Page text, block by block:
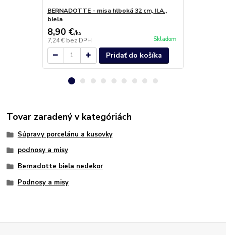
BERNADOTTE - misa hlboká 32 cm, II.A.,
biela
8,90 €/ks
7,24 € bez DPH Skladom
Pridať do košíka
Tovar zaradený v kategóriách
Súpravy porcelánu a kusovky
podnosy a misy
Bernadotte biela nedekor
Podnosy a misy